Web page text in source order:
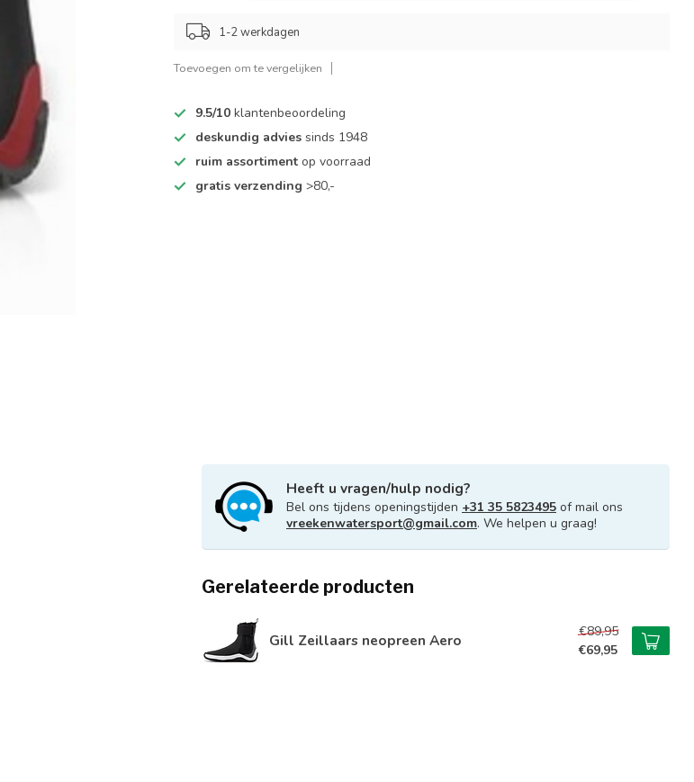
1-2 werkdagen
Toevoegen om te vergelijken
9.5/10 klantenbeoordeling
deskundig advies sinds 1948
ruim assortiment op voorraad
gratis verzending >80,-
Heeft u vragen/hulp nodig?
Bel ons tijdens openingstijden +31 35 5823495 of mail ons
vreekenwatersport@gmail.com. We helpen u graag!
Gerelateerde producten
Gill Zeillaars neopreen Aero
€89,95
€69,95